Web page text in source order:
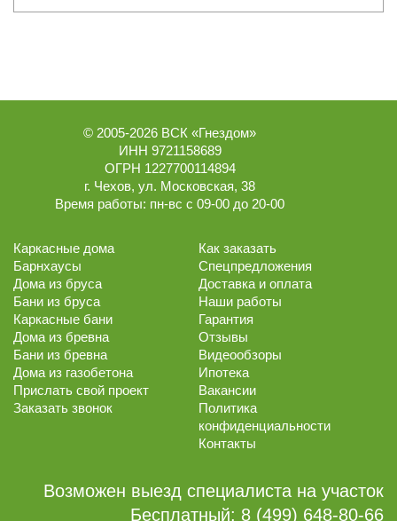
© 2005-2026 ВСК «Гнездом»
ИНН 9721158689
ОГРН 1227700114894
г. Чехов, ул. Московская, 38
Время работы: пн-вс с 09-00 до 20-00
Каркасные дома
Барнхаусы
Дома из бруса
Бани из бруса
Каркасные бани
Дома из бревна
Бани из бревна
Дома из газобетона
Прислать свой проект
Заказать звонок
Как заказать
Спецпредложения
Доставка и оплата
Наши работы
Гарантия
Отзывы
Видеообзоры
Ипотека
Вакансии
Политика
конфиденциальности
Контакты
Возможен выезд специалиста на участок
Бесплатный: 8 (499) 648-80-66